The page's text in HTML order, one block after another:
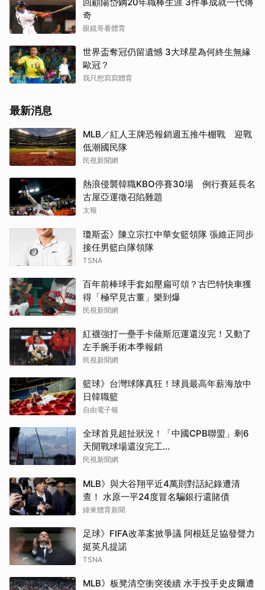
回顧陽岱鋼20年職棒生涯 3件事成就一代傳
奇
眼鏡哥看體育
世界盃奪冠仍留遺憾 3大球星為何終生無緣
歐冠？
我只想寫寫體育
最新消息
MLB／紅人王牌恐報銷週五推牛棚戰 迎戰
低潮國民隊
民視新聞網
熱浪侵襲韓職KBO停賽30場 例行賽延長名
古屋亞運徵召陷難題
太報
瓊斯盃》陳立宗扛中華女籃領隊 張維正同步
接任男籃白隊領隊
TSNA
百年前棒球手套如壓扁可頌？古巴特快車獲
得「極罕見古董」樂到爆
民視新聞網
紅襪強打一壘手卡薩斯厄運還沒完！又動了
左手腕手術本季報銷
民視新聞網
籃球》台灣球隊真狂！球員最高年薪海放中
日韓職籃
自由電子報
全球首見超扯狀況！「中國CPB聯盟」剩6
天開戰球場還沒完工...
民視新聞網
MLB》與大谷翔平近4萬則對話紀錄遭清
查！ 水原一平24度冒名騙銀行還賭債
緯來體育新聞
足球》FIFA改革案掀爭議 阿根廷足協發聲力
挺英凡提諾
TSNA
MLB》板凳清空衝突後續 水手投手史皮爾遭